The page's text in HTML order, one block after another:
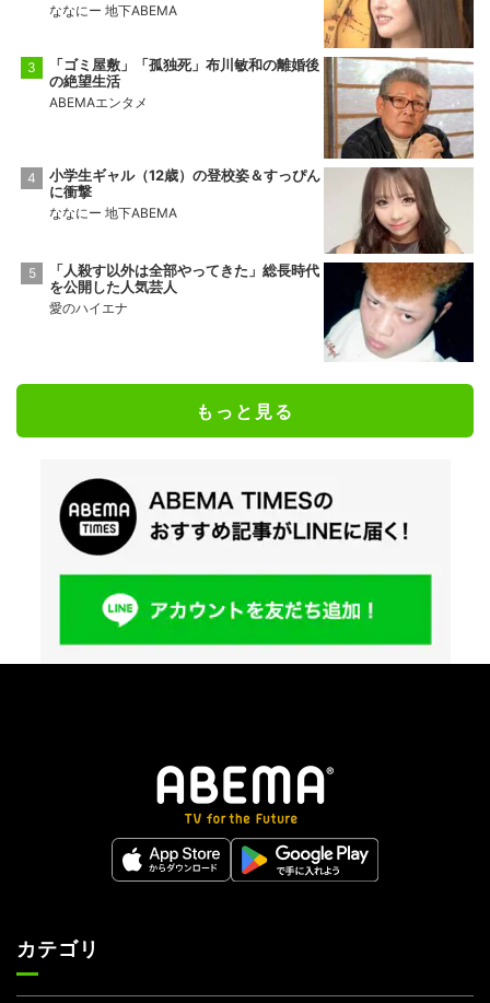
ななにー 地下ABEMA
「ゴミ屋敷」「孤独死」布川敏和の離婚後
の絶望生活
ABEMAエンタメ
小学生ギャル（12歳）の登校姿＆すっぴん
に衝撃
ななにー 地下ABEMA
「人殺す以外は全部やってきた」総長時代
を公開した人気芸人
愛のハイエナ
もっと見る
カテゴリ